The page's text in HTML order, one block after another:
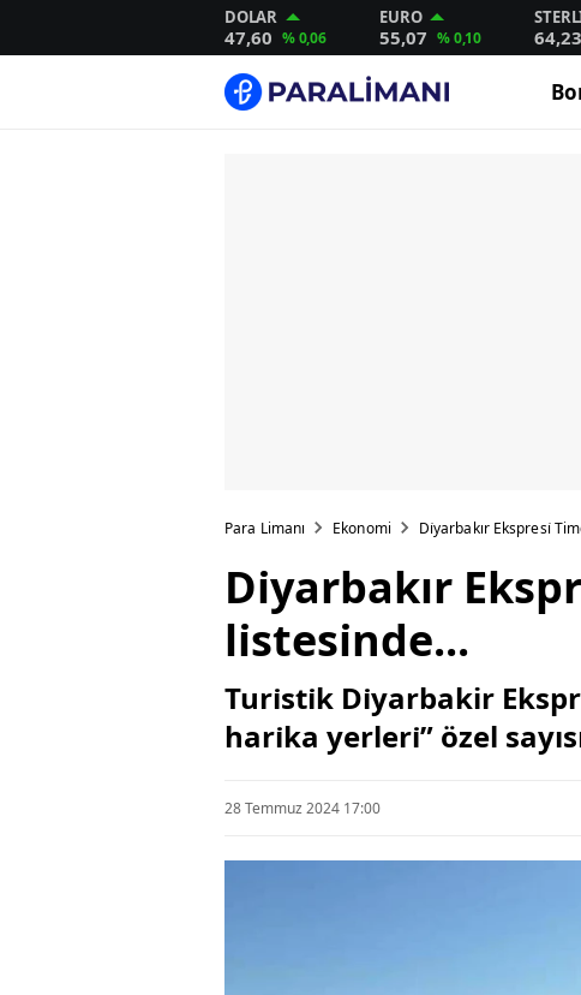
DOLAR
47,60 % 0,06
EURO
55,07 % 0,10 64,23
Para Limanı Ekonomi Di̇yarbakır Ekspresi̇
Di̇yarbakır
li̇stesi̇nde...
Turi̇sti̇k Di̇yarbakir
hari̇ka yerleri̇” özel
28 Temmuz 2024 17:00